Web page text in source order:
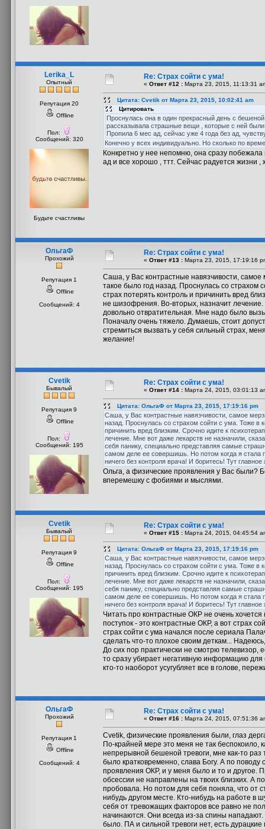
Lerika_L
Опытный
Репутация 20
Offline
Пол:
Сообщений: 320
Будьте счастливы
Re: Страх сойти с ума!
« Ответ #12 : Марта 23, 2015, 11:13:31
Цитата: Cvetik от Марта 23, 2015, 10:02:41 am
Цитировать
Проснулась она в один прекрасный день с
рассказывала страшные вещи , которые с ней
Пропила 6 мес ад, сейчас уже 4 года без ад,
Конечно у всех индивидуально. Но сколько по
Конкретно у нее непомню, она сразу
ад и все хорошо , ттт. Сейчас радуется жизни
ОльгаФ
Прохожий
Репутация 1
Offline
Сообщений: 4
Re: Страх сойти с ума!
« Ответ #13 : Марта 23, 2015, 17:19:16
Саша, у Вас контрастные навязчивости,
такое было год назад. Проснулась со
страх потерять контроль и причинить вред
не шизофрения. Во-вторых, назначит лечение.
довольно отвратительная. Мне надо было
Поначалу очень тяжело. Думаешь, стоит
стремиться вызвать у себя сильный страх,
желание!
Cvetik
Бывалый
Репутация 9
Offline
Пол:
Сообщений: 195
Re: Страх сойти с ума!
« Ответ #14 : Марта 24, 2015, 03:01:13
Цитата: ОльгаФ от Марта 23, 2015, 17:19:16 pm
Саша, у Вас контрастные навязчивости, самое
назад. Проснулась со страхом сойти с ума. Тоже в
причинить вред близким. Срочно идите к
лечение. Мне вот даже лекарств не назначили,
себя панику, специально представляя самые
самом деле ее совершишь. Но потом когда я стала
ничего без контроля врача! И боритесь! Тут главное
Ольга, а физические проявления у Вас были?
вперемешку с фобиями и мыслями.
Cvetik
Бывалый
Репутация 9
Offline
Пол:
Сообщений: 195
Re: Страх сойти с ума!
« Ответ #15 : Марта 24, 2015, 04:45:54
Цитата: ОльгаФ от Марта 23, 2015, 17:19:16 pm
Саша, у Вас контрастные навязчивости, самое
назад. Проснулась со страхом сойти с ума. Тоже в
причинить вред близким. Срочно идите к
лечение. Мне вот даже лекарств не назначили,
себя панику, специально представляя самые
самом деле ее совершишь. Но потом когда я стала
ничего без контроля врача! И боритесь! Тут главное
Читать про контрастные ОКР не очень
поступок - это контрастные ОКР, а вот страх
страх сойти с ума начался после сериала
сделать что-то плохое своим деткам...
До сих пор практически не смотрю телевизор,
то сразу убирает негативную информацию
кто-то наоборот усугубляет все в голове,
ОльгаФ
Прохожий
Репутация 1
Offline
Сообщений: 4
Re: Страх сойти с ума!
« Ответ #16 : Марта 24, 2015, 07:51:36
Cvetik, физические проявления были, глаз
По-крайней мере это меня не так
непрерывной бешеной тревоги, мне как-то раз
было кратковременно, слава Богу. А по поводу
проявления ОКР, и у меня было и то и другое.
обсессии не направлены на твоих близких. А
пробовала. Но потом для себя поняла, что от
нибудь другом месте. Кто-нибудь на работе в
себя от тревожащих факторов все равно не
начинаются. Они всегда из-за спины
было. ПА и сильной тревоги нет, есть